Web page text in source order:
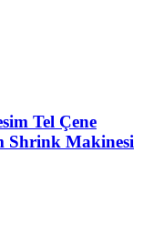
Tel Çene
Shrink Makinesi